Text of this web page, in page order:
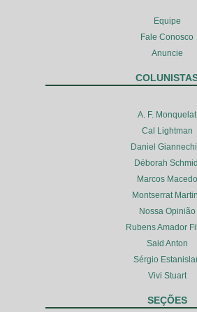
Equipe
Fale Conosco
Anuncie
A. F. Monquelat
Cal Lightman
Daniel
Déborah
Marcos Macedo
Montserrat
Nossa Opinião
Rubens Amador
Said Anton
Sérgio
Vivi Stuart
SEÇÕES